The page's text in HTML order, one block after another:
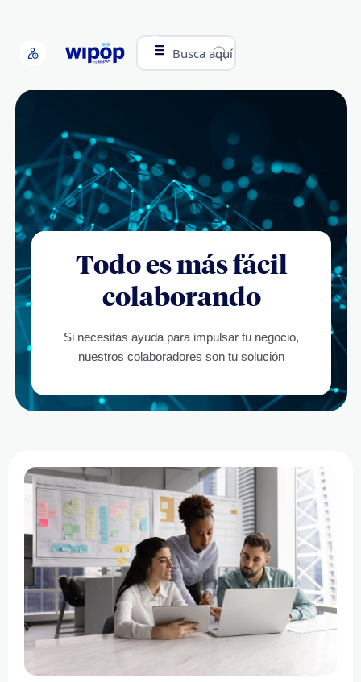
Busca aquí
Todo es más fácil
colaborando
Si necesitas ayuda para impulsar tu negocio,
nuestros colaboradores son tu solución